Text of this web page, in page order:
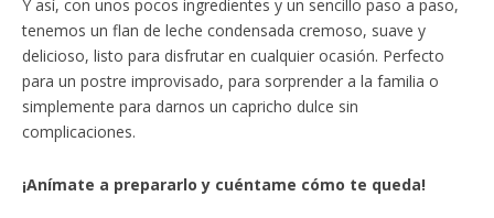
Y así, con unos pocos ingredientes y un sencillo paso a paso,
tenemos un flan de leche condensada cremoso, suave y
delicioso, listo para disfrutar en cualquier ocasión. Perfecto
para un postre improvisado, para sorprender a la familia o
simplemente para darnos un capricho dulce sin
complicaciones.
¡Anímate a prepararlo y cuéntame cómo te queda!